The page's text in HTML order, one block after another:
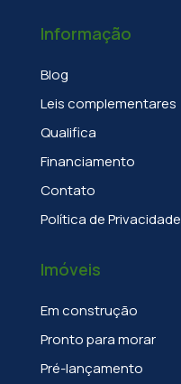
Informação
Blog
Leis complementares
Qualifica
Financiamento
Contato
Política de Privacidade
Imóveis
Em construção
Pronto para morar
Pré-lançamento